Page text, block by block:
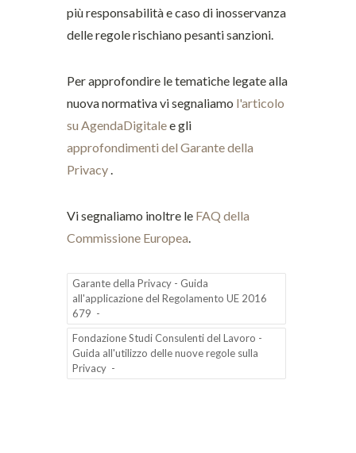
più responsabilità e caso di inosservanza
delle regole rischiano pesanti sanzioni.
Per approfondire le tematiche legate alla
nuova normativa vi segnaliamo l'articolo
su AgendaDigitalee gli
approfondimenti del Garante della
Privacy.
Vi segnaliamo inoltre le FAQ della
Commissione Europea.
Garante della Privacy - Guida
all'applicazione del Regolamento UE 2016
679 -
Fondazione Studi Consulenti del Lavoro -
Guida all'utilizzo delle nuove regole sulla
Privacy -